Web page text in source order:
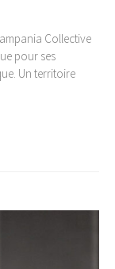
Collective
pour ses
Un territoire